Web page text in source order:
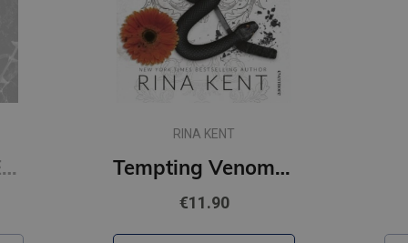
Restitution : #3 Edge of Darkness series : delux paperback featuring exclusive character artwork
RINA KENT
Tempting Venom : #3 The Vipers series
€11.90